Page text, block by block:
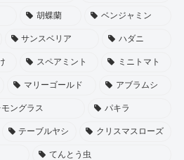
胡蝶蘭 ベンジャミン
サンスベリア ハダニ
スペアミント ミニトマト
マリーゴールド アブラムシ
モングラス パキラ
テーブルヤシ クリスマスローズ
てんとう虫